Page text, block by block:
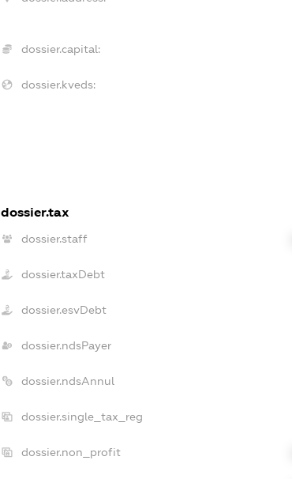
dossier.capital:
dossier.kveds:
dossier.tax
dossier.staff
dossier.taxDebt
dossier.esvDebt
dossier.ndsPayer
dossier.ndsAnnul
dossier.single_tax_reg
dossier.non_profit